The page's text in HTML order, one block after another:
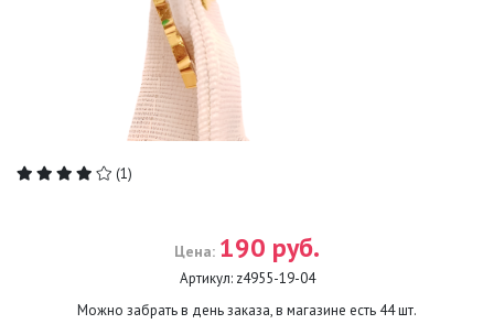
(1)
Цена: 190 руб.
Артикул: z4955-19-04
Можно забрать в день заказа, в магазине есть 44шт.